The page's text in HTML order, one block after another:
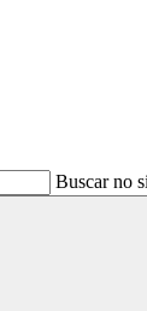
Buscar no